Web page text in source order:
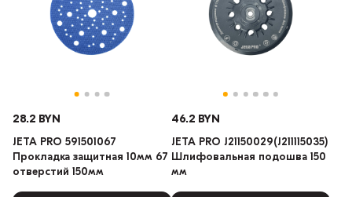
28.2 BYN
JETA PRO 591501067
Прокладка защитная 10мм 67
отверстий 150мм
46.2 BYN
JETA PRO J21150029(J211115035)
Шлифовальная подошва 150
мм